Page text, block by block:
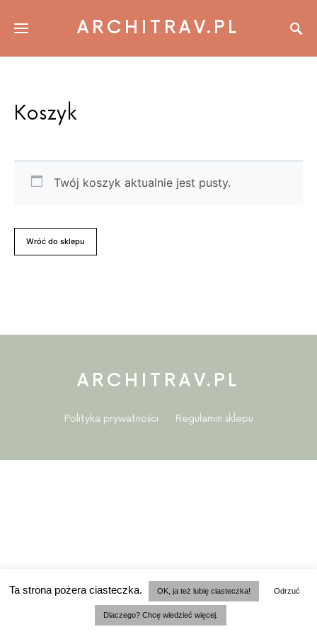
ARCHITRAV.PL
Koszyk
Twój koszyk aktualnie jest pusty.
Wróć do sklepu
ARCHITRAV.PL
Polityka prywatności Regulamin sklepu
Ta strona pożera ciasteczka. OK, ja też lubię ciasteczka! Odrzuć
Dlaczego? Chcę wiedzieć więcej.